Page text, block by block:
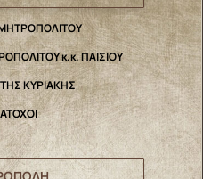
κ.κ. ΠΑΙΣΙΟΥ
ΚΥΡΙΑΚΗΣ